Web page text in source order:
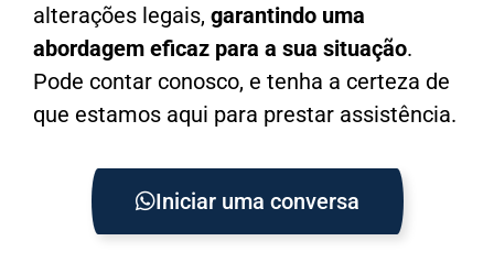
alterações legais, garantindo uma
abordagem eficaz para a sua situação.
Pode contar conosco, e tenha a certeza de
que estamos aqui para prestar assistência.
Iniciar uma conversa